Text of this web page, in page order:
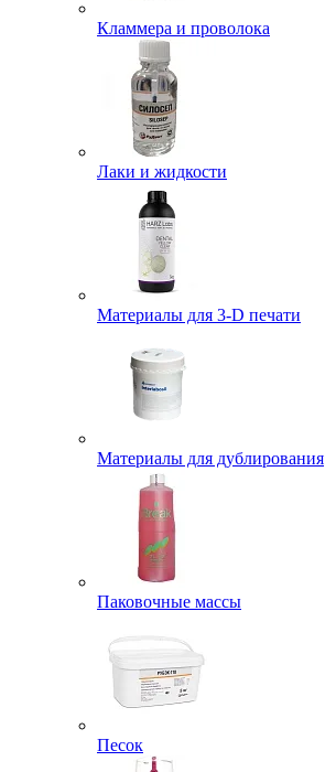
Кламмера и проволока
Лаки и жидкости
Материалы для 3-D печати
Материалы для дублирования
Паковочные массы
Песок